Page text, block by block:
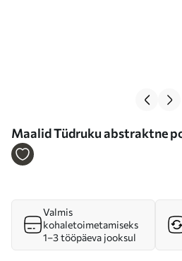
Maalid Tüdruku abstraktne
Valmis
kohaletoimetamiseks
1–3 tööpäeva jooksul